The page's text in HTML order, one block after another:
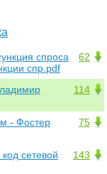
62
спроса
спр.pdf
114
75
- Фостер
143
сетевой